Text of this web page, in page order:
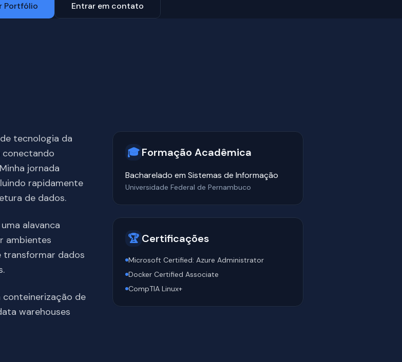
Portfólio Entrar em contato
tecnologia da
conectando
jornada
rapidamente
de dados.
alavanca
ambientes
transformar dados
de
warehouses
🎓Formação Acadêmica
Bacharelado em Sistemas de Informação
Universidade Federal de Pernambuco
🏆 Certificações
Microsoft Certified: Azure Administrator
Docker Certified Associate
CompTIA Linux+